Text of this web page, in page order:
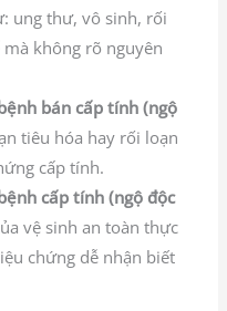
ung thư, vô sinh, rối
không rõ nguyên
bán cấp tính (ngộ
tiêu hóa hay rối loạn
cấp tính.
cấp tính (ngộ độc
vệ sinh an toàn thực
chứng dễ nhận biết